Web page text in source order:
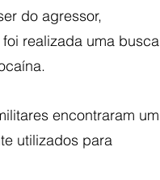
do agressor,
realizada uma busca
encontraram um
utilizados para